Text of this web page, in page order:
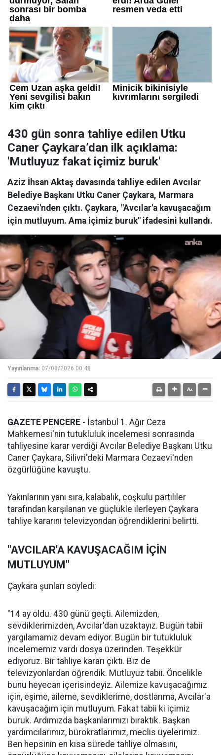
430 gün sonra tahliye edilen Utku
Caner Çaykara’dan ilk açıklama:
'Mutluyuz fakat içimiz buruk'
Aziz İhsan Aktaş davasında tahliye edilen Avcılar
Belediye Başkanı Utku Caner Çaykara, Marmara
Cezaevi'nden çıktı. Çaykara, "Avcılar'a kavuşacağım
için mutluyum. Ama içimiz buruk" ifadesini kullandı.
Yayınlanma: 07/08/2026 00:48
GAZETE PENCERE - İstanbul 1. Ağır Ceza
Mahkemesi'nin tutukluluk incelemesi sonrasında
tahliyesine karar verdiği Avcılar Belediye Başkanı Utku
Caner Çaykara, Silivri'deki Marmara Cezaevi'nden
özgürlüğüne kavuştu.
Yakınlarının yanı sıra, kalabalık, coşkulu partililer
tarafından karşılanan ve güçlükle ilerleyen Çaykara
tahliye kararını televizyondan öğrendiklerini belirtti.
"AVCILAR'A KAVUŞACAĞIM İÇİN
MUTLUYUM"
Çaykara şunları söyledi:
"14 ay oldu. 430 günü geçti. Ailemizden,
sevdiklerimizden, Avcılar'dan uzaktayız. Bugün tabii
yargılamamız devam ediyor. Bugün bir tutukluluk
incelememiz vardı dosya üzerinden. Teşekkür
ediyoruz. Bir tahliye kararı çıktı. Biz de
televizyonlardan öğrendik. Mutluyuz tabii. Öncelikle
bunu heyecan içerisindeyiz. Ailemize kavuşacağımız
için, eşime, aileme, sevdiklerime, dostlarıma, Avcılar'a
kavuşacağım için mutluyum. Fakat tabii ki içimiz
buruk. Ardımızda başkanlarımızı bıraktık. Başkan
yardımcılarımız, bürokratlarımız, meclis üyelerimiz.
Ben hepsinin en kısa sürede tahliye olmasını,